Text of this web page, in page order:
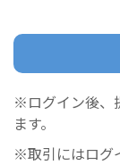
※ログイン後、
ます。
※取引にはログ